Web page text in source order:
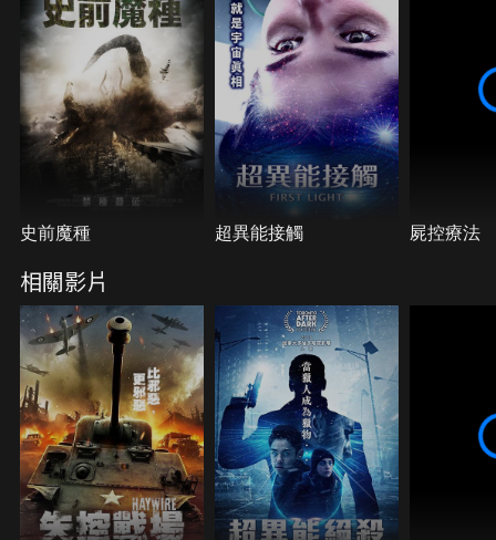
史前魔種 超異能接觸 屍控療法
相關影片